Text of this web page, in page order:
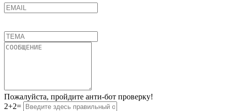
Пожалуйста, пройдите анти-бот проверку!
2+2=